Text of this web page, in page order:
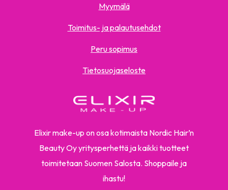
Elixir make-up on osa kotimaista Nordic Hair’n
Beauty Oy yritysperhettä ja kaikki tuotteet
toimitetaan Suomen Salosta. Shoppaile ja
ihastu!
Myymälä
Toimitus- ja palautusehdot
Peru sopimus
Tietosuojaseloste